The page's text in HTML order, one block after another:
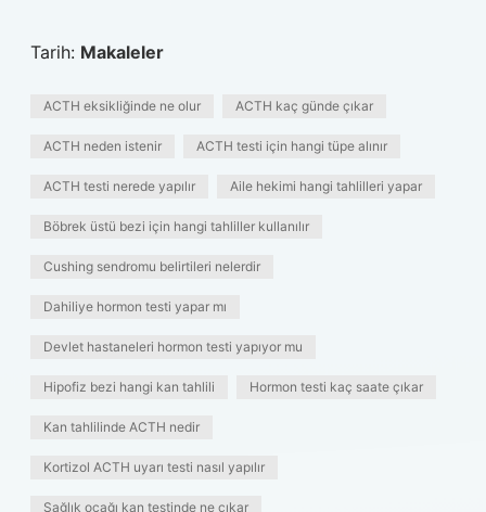
Tarih: Makaleler
ACTH eksikliğinde ne olur ACTH kaç günde çıkar
ACTH neden istenir ACTH testi için hangi tüpe alınır
ACTH testi nerede yapılır Aile hekimi hangi tahlilleri yapar
Böbrek üstü bezi için hangi tahliller kullanılır
Cushing sendromu belirtileri nelerdir
Dahiliye hormon testi yapar mı
Devlet hastaneleri hormon testi yapıyor mu
Hipofiz bezi hangi kan tahlili Hormon testi kaç saate çıkar
Kan tahlilinde ACTH nedir
Kortizol ACTH uyarı testi nasıl yapılır
Sağlık ocağı kan testinde ne çıkar